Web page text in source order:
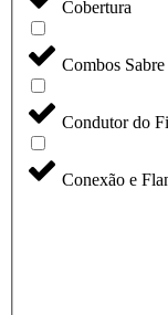
Cobertura
Combos
Condutor do
Conexão e